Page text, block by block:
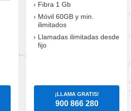
Fibra 1 Gb
Móvil 60GB y min.
ilimitados
Llamadas ilimitadas desde
fijo
¡LLAMA GRATIS!
900 866 280